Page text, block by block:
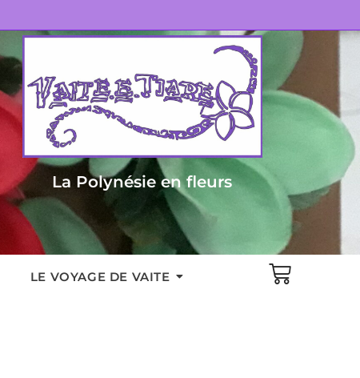
La Polynésie en fleurs
LE VOYAGE DE VAITE